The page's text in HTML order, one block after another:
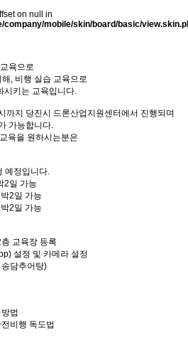
on null in
company/mobile/skin/board/basic/
육으로
, 비행 실습 교육으로
시키는 교육입니다.
까지 당진시 드론산업지원센터에서 진행되며
가능합니다.
육을 원하시는분은
예정입니다.
2일 가능
2일 가능
2일 가능
교육장 등록
설정 및 카메라 설정
담추어탕)
법
비행 독도법